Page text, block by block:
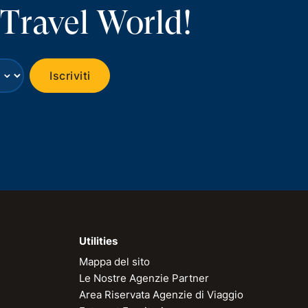
World!
⌄ Iscriviti
Utilities
Mappa del sito
Le Nostre Agenzie Partner
Area Riservata Agenzie di Viaggio